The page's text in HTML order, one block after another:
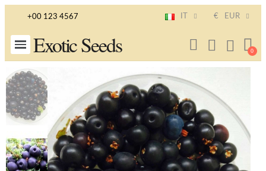
+00 123 4567 € EUR
Exotic Seeds